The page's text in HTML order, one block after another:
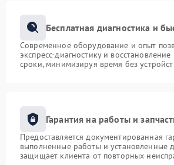
Бесплатная диагностика и
Современное оборудование и опыт
экспресс-диагностику и
сроки, минимизируя время без
Гарантия на работы и
Предоставляется документированная
выполненные работы и установленные
защищает клиента от повторных